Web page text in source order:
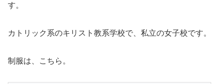
す。
カトリック系のキリスト教系学校で、私立の女子校です。
制服は、こちら。